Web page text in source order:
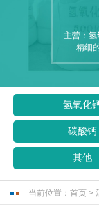
主营：
精细
氢氧化
碳酸钙
其他
当前位置： 首页 >